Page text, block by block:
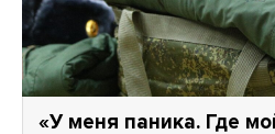
«У меня паника. Где